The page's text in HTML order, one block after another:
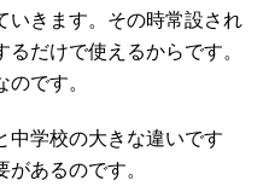
いきます。その時常設され
だけで使えるからです。
です。
中学校の大きな違いです
あるのです。